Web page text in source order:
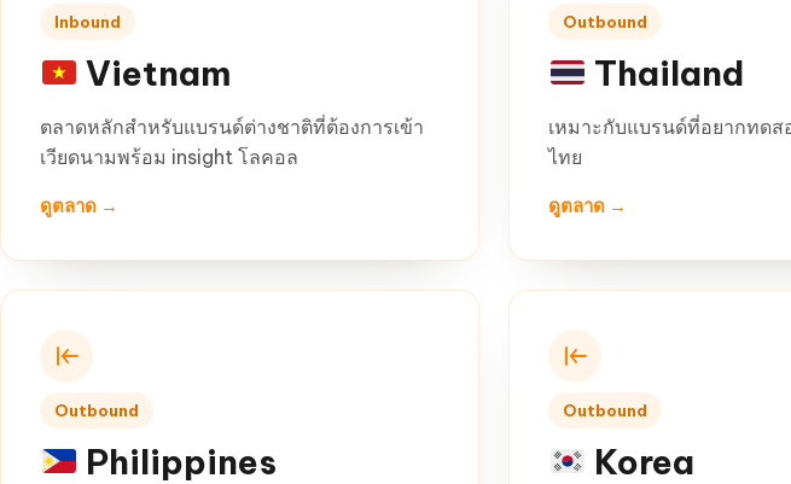
Inbound
Vietnam
ตลาดหลักสำหรับแบรนด์ต่างชาติที่ต้องการเข้า
เวียดนามพร้อม insight โลคอล
ดูตลาด →
Outbound
Thailand
เหมาะกับแบรนด์ที่อยากทด
ไทย
ดูตลาด →
Outbound
Philippines
Outbound
Korea